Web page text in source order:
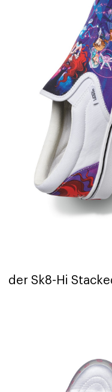
der Sk8-Hi